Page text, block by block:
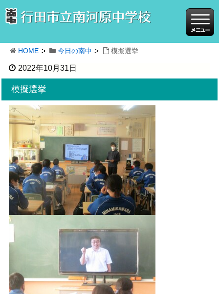
HOME 今日の南中 模擬選挙
2022年10月31日
模擬選挙